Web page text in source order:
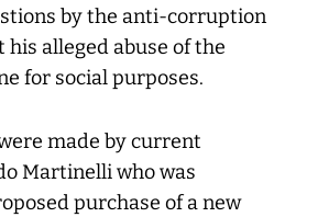
by the anti-corruption
alleged abuse of the
for social purposes.
made by current
Martinelli who was
purchase of a new